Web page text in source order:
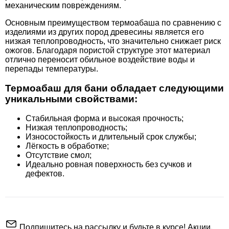
механическим повреждениям.
Основным преимуществом термоабаша по сравнению с
изделиями из других пород древесины является его
низкая теплопроводность, что значительно снижает риск
ожогов. Благодаря пористой структуре этот материал
отлично переносит обильное воздействие воды и
перепады температуры.
Термоабаш для бани обладает следующими
уникальными свойствами:
Стабильная форма и высокая прочность;
Низкая теплопроводность;
Износостойкость и длительный срок службы;
Лёгкость в обработке;
Отсутствие смол;
Идеально ровная поверхность без сучков и
дефектов.
Подпишитесь на рассылку и будьте в курсе! Акции,